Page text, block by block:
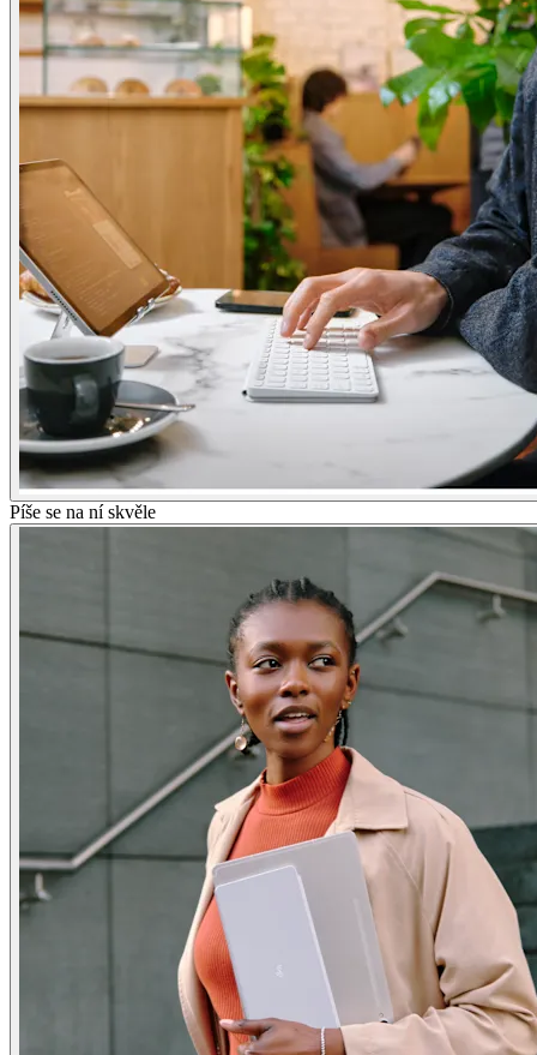
Píše se na ní skvěle